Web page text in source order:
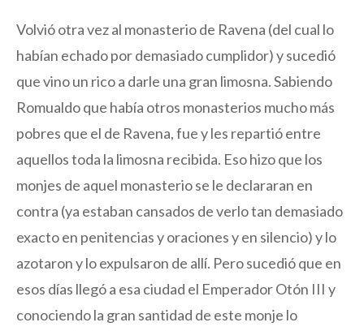
Volvió otra vez al monasterio de Ravena (del cual lo
habían echado por demasiado cumplidor) y sucedió
que vino un rico a darle una gran limosna. Sabiendo
Romualdo que había otros monasterios mucho más
pobres que el de Ravena, fue y les repartió entre
aquellos toda la limosna recibida. Eso hizo que los
monjes de aquel monasterio se le declararan en
contra (ya estaban cansados de verlo tan demasiado
exacto en penitencias y oraciones y en silencio) y lo
azotaron y lo expulsaron de allí. Pero sucedió que en
esos días llegó a esa ciudad el Emperador Otón III y
conociendo la gran santidad de este monje lo